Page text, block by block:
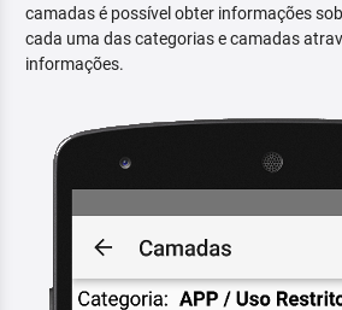
camadas é possível obter informações
cada uma das categorias e camadas
informações.